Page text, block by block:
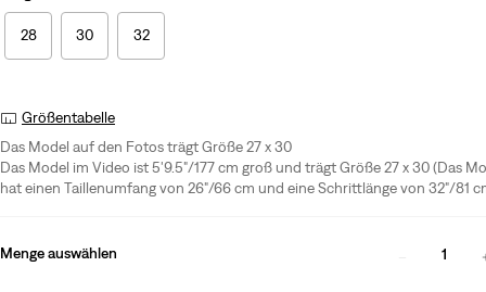
28 30 32
Größentabelle
Das Model auf den Fotos trägt Größe 27 x 30
Das Model im Video ist 5'9.5"/177 cm groß und trägt Größe 27 x 30 (Das
hat einen Taillenumfang von 26"/66 cm und eine Schrittlänge von 32"/81
Menge auswählen 1